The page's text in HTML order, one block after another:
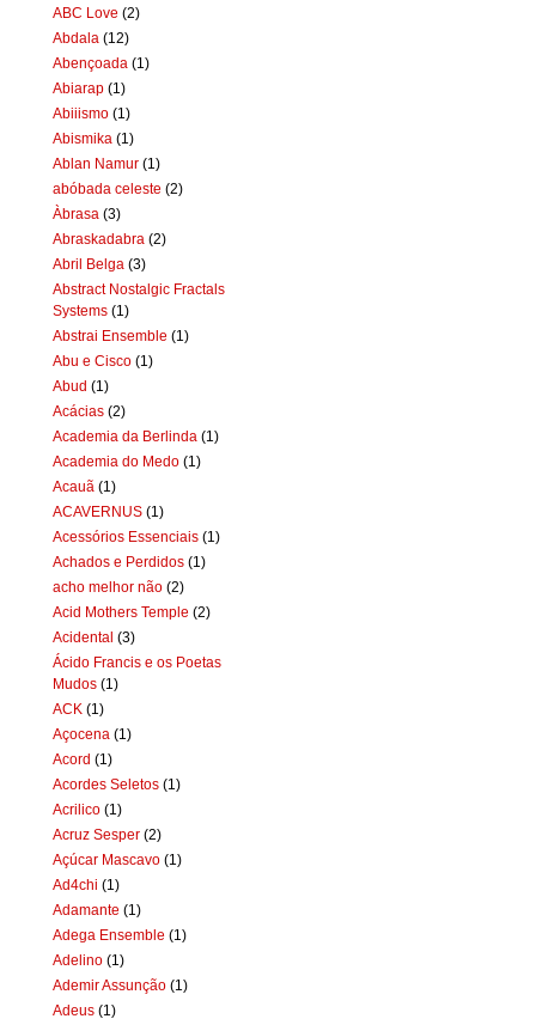
ABC Love (2)
Abdala (12)
Abençoada (1)
Abiarap (1)
Abiiismo (1)
Abismika (1)
Ablan Namur (1)
abóbada celeste (2)
Àbrasa (3)
Abraskadabra (2)
Abril Belga (3)
Abstract Nostalgic Fractals
Systems (1)
Abstrai Ensemble (1)
Abu e Cisco (1)
Abud (1)
Acácias (2)
Academia da Berlinda (1)
Academia do Medo (1)
Acauã (1)
ACAVERNUS (1)
Acessórios Essenciais (1)
Achados e Perdidos (1)
acho melhor não (2)
Acid Mothers Temple (2)
Acidental (3)
Ácido Francis e os Poetas
Mudos (1)
ACK (1)
Açocena (1)
Acord (1)
Acordes Seletos (1)
Acrilico (1)
Acruz Sesper (2)
Açúcar Mascavo (1)
Ad4chi (1)
Adamante (1)
Adega Ensemble (1)
Adelino (1)
Ademir Assunção (1)
Adeus (1)